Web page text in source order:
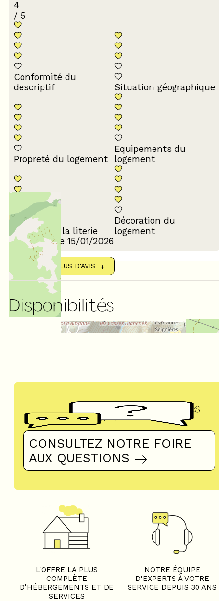
4
/ 5
Conformité du
descriptif
Situation géographique
Propreté du logement
Equipements du
logement
Confort de la literie
Décoration du
logement
Avis écrit le 15/01/2026
AFFICHER PLUS D'AVIS
Disponibilités
Questions fréquentes
UN DOUTE ?
CONSULTEZ NOTRE FOIRE
AUX QUESTIONS
L'OFFRE LA PLUS
COMPLÈTE
D'HÉBERGEMENTS ET DE
SERVICES
NOTRE ÉQUIPE
D'EXPERTS À VOTRE
SERVICE DEPUIS 30 ANS